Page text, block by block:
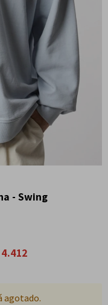
- Swing
4.412
agotado.